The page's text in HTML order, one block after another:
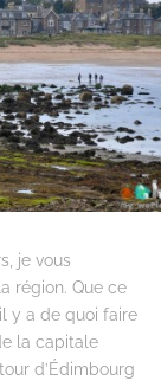
je vous
région. Que ce
y a de quoi faire
la capitale
d’Édimbourg